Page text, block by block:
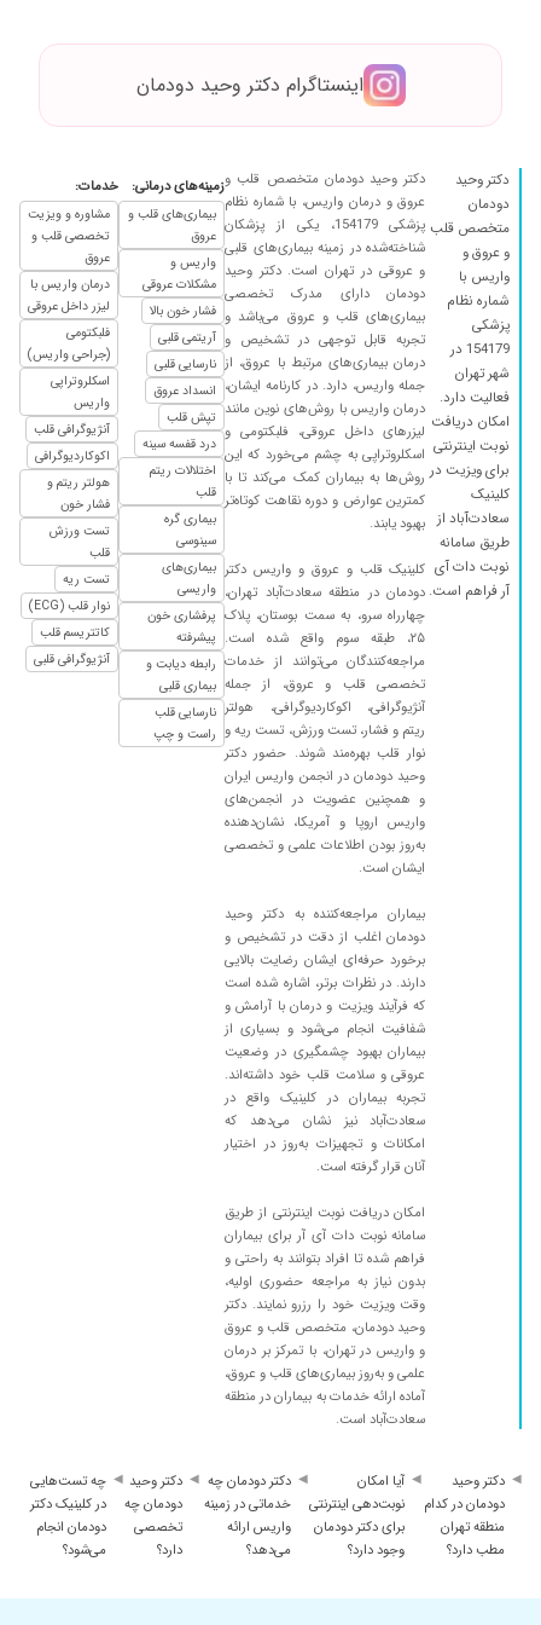
متخصص جناب دکتر دودمان تشخیص و اقدامات
ضروری انجام پذیرفت و از ایشون خیلی ممنونیم
بیماری کنترل شد
طپش قلب داشتم برطرف شد با دارو خداروشکر ۱۴۰۴/۰۵/۲۹
واریس عنکبوتی داشتم دکتر برام لیزر انجام دادن و
کامل از بین رفته خیلی خیلیییی راضیم
ممنون ازاقای دکتر بامراجعه به ایشان خیلی ازهزینه
ها ازسرمون باز شد
۱۴۰۵/۰۳/۰۹
دکتر سونوگرافی منو دیدن و تشخیصشون این بود
ک واریس های عمقیم درگیره برام لیزر داخل عروقی
انجام دادن بهتر شده
۱۴۰۴/۱۰/۱۸
برای واریس پدرم مراجعه کردم ۱۴۰۴/۰۷/۲۷
من مشکل واریس داشتم به لطف آقای دکتر وایسم
خوب شد
۱۴۰۴/۱۰/۰۸
برای رگ های عنکبوتی زیر پام مراجعه کردم با یک
جلسه لیزر خیلی کمتر شد و الان خیلی راضی
هستم
۱۴۰۴/۰۷/۲۸
واریس عنکبوتی کنار بینی داشتم با یه جلسه
اسکروتراپی از بین رفت
۱۴۰۵/۰۲/۰۷
من اول کامنتارو خوندم و دکترو انتخاب کردم واقعا
بابت وقتی ک برای من گذاشتن ممنونم هم کارشون
بی نظیره هم اخلاقشون
۱۴۰۵/۰۲/۱۲
مشکل درد قفسه سینه داشتم اقای دکتر بسیار با
حوصله ویزیت کردن و با تشخیص درست درمانم رو
شروع کردن
من از افغانستان آندم عالی و مهربان استن
برای واریس پیششون رفتم ، از نحوه ی درمان و
برای درمان واریس مراجعه کردم خیلی راضی هستم
هم کارشون هم برخوردشون و وقتی که برای بیمار
میگذارن کم نظیره
با اینکه شنیده بودم درمان واریس خیلی درد داره اما
بدون هیچ دردی برام انجام دادن اصلا نفهمیدم و
کاملا رگ های برجسته و دردم از بین رفت واقعا خدا
خیرتون بده
خیلی با حوصله نوار قلب و آزمایش ها رو بررسی
کردن حس اعتماد میده به بیمار
بخاطر واریس مراجعه کردم خداروشکر با یه جلسه
،کامل واریسم درمان شد و بعد از دو هفته کاملا
ظاهر پوست پام از نظر زیبایی اوکی شد
برای تپش قلب و کنترل فشارخون مراجعه کردم،
دکتر بسیار با اخلاق و خوش برخورد هستند، با دقت
اکو کردن و برام دارو نوشتن، خدا رو شکر حالم خیلی
خوب شده
برخورد دکتر فوقالعاده محترمانه است ، برای ویزیت
برای کار لیزر واریس مراجعه کردم و راضی بودم و رو
به بهبودی هستم با دوره ی نقاهت کوتاه واقعا
ممنونم ازشون
۱۴۰۴/۱۰/۱۵
اینستاگرام دکتر وحید دودمان
دکتر وحید
دودمان
متخصص قلب
و عروق و
واریس با
شماره نظام
پزشکی
154179 در
شهر تهران
فعالیت دارد.
امکان دریافت
نوبت اینترنتی
برای ویزیت در
کلینیک
سعادت‌آباد از
طریق سامانه
نوبت دات آی
آر فراهم است.
دکتر وحید دودمان متخصص قلب و
عروق و درمان واریس، با شماره نظام
پزشکی 154179، یکی از پزشکان
شناخته‌شده در زمینه بیماری‌های قلبی
و عروقی در تهران است. دکتر وحید
دودمان دارای مدرک تخصصی
بیماری‌های قلب و عروق می‌باشد و
تجربه قابل توجهی در تشخیص و
درمان بیماری‌های مرتبط با عروق، از
جمله واریس، دارد. در کارنامه ایشان،
درمان واریس با روش‌های نوین مانند
لیزرهای داخل عروقی، فلبکتومی و
اسکلروتراپی به چشم می‌خورد که این
روش‌ها به بیماران کمک می‌کند تا با
کمترین عوارض و دوره نقاهت کوتاه‌تر
بهبود یابند.
کلینیک قلب و عروق و واریس دکتر
دودمان در منطقه سعادت‌آباد تهران،
چهارراه سرو، به سمت بوستان، پلاک
۲۵، طبقه سوم واقع شده است.
مراجعه‌کنندگان می‌توانند از خدمات
تخصصی قلب و عروق، از جمله
آنژیوگرافی، اکوکاردیوگرافی، هولتر
ریتم و فشار، تست ورزش، تست ریه و
نوار قلب بهره‌مند شوند. حضور دکتر
وحید دودمان در انجمن واریس ایران
و همچنین عضویت در انجمن‌های
واریس اروپا و آمریکا، نشان‌دهنده
به‌روز بودن اطلاعات علمی و تخصصی
ایشان است.
بیماران مراجعه‌کننده به دکتر وحید
دودمان اغلب از دقت در تشخیص و
برخورد حرفه‌ای ایشان رضایت بالایی
دارند. در نظرات برتر، اشاره شده است
که فرآیند ویزیت و درمان با آرامش و
شفافیت انجام می‌شود و بسیاری از
بیماران بهبود چشمگیری در وضعیت
عروقی و سلامت قلب خود داشته‌اند.
تجربه بیماران در کلینیک واقع در
سعادت‌آباد نیز نشان می‌دهد که
امکانات و تجهیزات به‌روز در اختیار
آنان قرار گرفته است.
امکان دریافت نوبت اینترنتی از طریق
سامانه نوبت دات آی آر برای بیماران
فراهم شده تا افراد بتوانند به راحتی و
بدون نیاز به مراجعه حضوری اولیه،
وقت ویزیت خود را رزرو نمایند. دکتر
وحید دودمان، متخصص قلب و عروق
و واریس در تهران، با تمرکز بر درمان
علمی و به‌روز بیماری‌های قلب و عروق،
آماده ارائه خدمات به بیماران در منطقه
سعادت‌آباد است.
زمینه‌های درمانی:
بیماری‌های قلب و
عروق
واریس و
مشکلات عروقی
فشار خون بالا
آریتمی قلبی
نارسایی قلبی
انسداد عروق
تپش قلب
درد قفسه سینه
اختلالات ریتم
قلب
بیماری گره
سینوسی
بیماری‌های
واریسی
پرفشاری خون
پیشرفته
رابطه دیابت و
بیماری قلبی
نارسایی قلب
راست و چپ
خدمات:
مشاوره و ویزیت
تخصصی قلب و
عروق
درمان واریس با
لیزر داخل عروقی
فلبکتومی
(جراحی واریس)
اسکلروتراپی
واریس
آنژیوگرافی قلب
اکوکاردیوگرافی
هولتر ریتم و
فشار خون
تست ورزش
قلب
تست ریه
نوار قلب (ECG)
کاتتریسم قلب
آنژیوگرافی قلبی
دکتر وحید
دودمان در کدام
منطقه تهران
مطب دارد؟
آیا امکان
نوبت‌دهی اینترنتی
برای دکتر دودمان
وجود دارد؟
دکتر دودمان چه
خدماتی در زمینه
واریس ارائه
می‌دهد؟
دکتر وحید
دودمان چه
تخصصی
دارد؟
چه تست‌هایی
در کلینیک دکتر
دودمان انجام
می‌شود؟